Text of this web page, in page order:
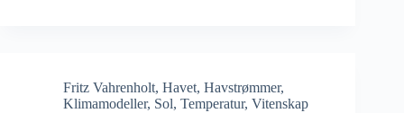
Fritz Vahrenholt, Havet, Havstrømmer,
Klimamodeller, Sol, Temperatur, Vitenskap